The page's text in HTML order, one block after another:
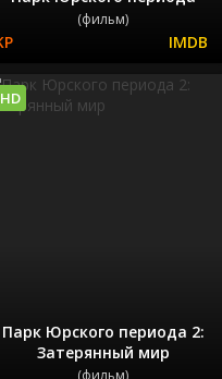
(фильм)
Парк Юрского периода 2:
Затерянный мир
(фильм)
HD